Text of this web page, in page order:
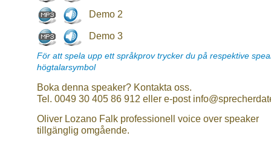
Demo 2
Demo 3
För att spela upp ett språkprov trycker du på respektive
högtalarsymbol
Boka denna speaker? Kontakta oss.
Tel. 0049 30 405 86 912 eller e-post
Oliver Lozano Falk professionell voice over speaker
tillgänglig omgående.